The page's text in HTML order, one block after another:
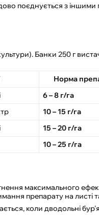
поєднується з іншими
Банки 250 г
Норма
6 – 8 г/га
10 – 15 г/га
15 – 20 г/га
10 – 25 г/га
максимального
препарату на
коли дводольні